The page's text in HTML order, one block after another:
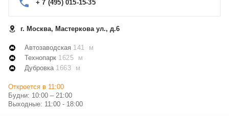
+ 7 (495) 015-15-35
г. Москва, Мастеркова ул., д.6
Автозаводская 141 м
Технопарк 1625 м
Дубровка 1663 м
Откроется в 11:00
Будни: 10:00 – 21:00
Выходные: 11:00 - 18:00